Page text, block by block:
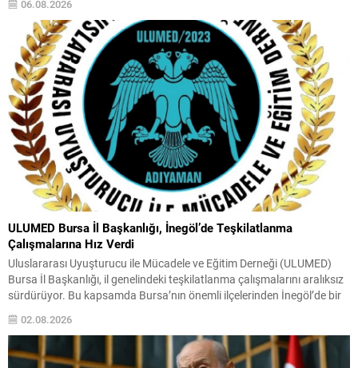
açısından önemli bir işaret niteliği taşıyor. YAŞ toplantısında...
06.08.2026
ULUMED Bursa İl Başkanlığı, İnegöl’de Teşkilatlanma
Çalışmalarına Hız Verdi
Uluslararası Uyuşturucu ile Mücadele ve Eğitim Derneği (ULUMED)
Bursa İl Başkanlığı, il genelindeki teşkilatlanma çalışmalarını aralıksız
sürdürüyor. Bu kapsamda Bursa’nın önemli ilçelerinden İnegöl’de bir
araya gelen ULUMED Bursa İl Başkanlığı yönetimi, ilçenin önde gelen
isimleri, kanaat önderleri ve çeşitli kesimlerden temsilcilerle kapsamlı
bir istişare toplantısı gerçekleştirdi. Toplantıda, İnegöl İlçe
Teşkilatı’nın...
02.08.2026